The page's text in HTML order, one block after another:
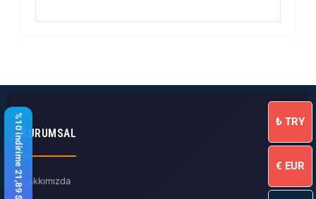
KURUMSAL
Hakkımızda
%10 indirime 21,89 $ kaldı ₺ TRY
€ EUR